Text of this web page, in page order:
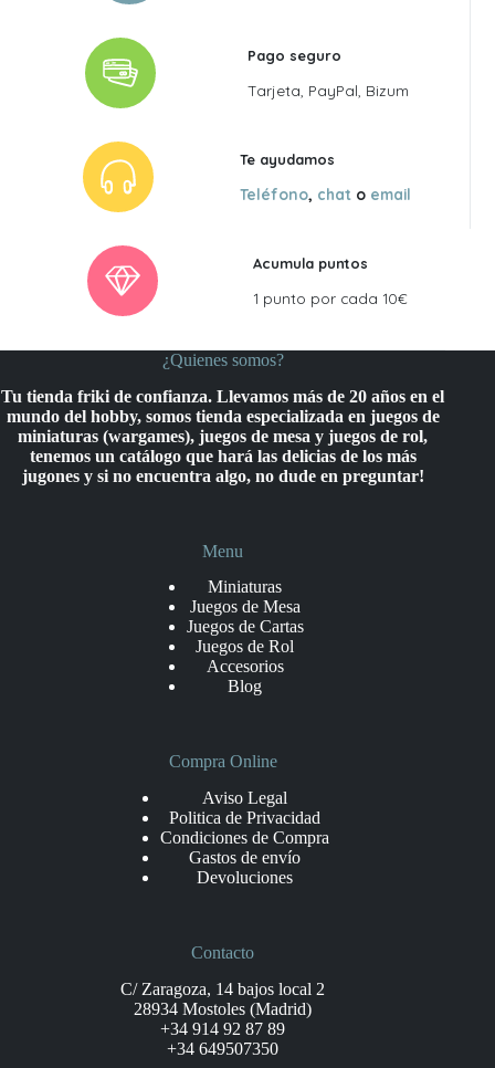
Pago seguro
Tarjeta, PayPal, Bizum
Te ayudamos
Teléfono, chat o email
Acumula puntos
1 punto por cada 10€
¿Quienes somos?
Tu tienda friki de confianza. Llevamos más de 20 años en el
mundo del hobby, somos tienda especializada en juegos de
miniaturas (wargames), juegos de mesa y juegos de rol,
tenemos un catálogo que hará las delicias de los más
jugones y si no encuentra algo, no dude en preguntar!
Menu
Miniaturas
Juegos de Mesa
Juegos de Cartas
Juegos de Rol
Accesorios
Blog
Compra Online
Aviso Legal
Politica de Privacidad
Condiciones de Compra
Gastos de envío
Devoluciones
Contacto
C/ Zaragoza, 14 bajos local 2
28934 Mostoles (Madrid)
+34 914 92 87 89
+34 649507350